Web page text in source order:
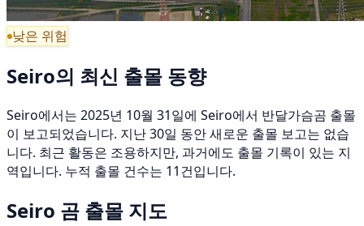
낮은 위험
Seiro의 최신 출몰 동향
Seiro에서는 2025년 10월 31일에 Seiro에서 반달가슴곰 출몰
이 보고되었습니다. 지난 30일 동안 새로운 출몰 보고는 없습
니다. 최근 활동은 조용하지만, 과거에도 출몰 기록이 있는 지
역입니다. 누적 출몰 건수는 11건입니다.
Seiro 곰 출몰 지도